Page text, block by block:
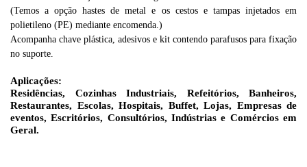
(Temos a opção hastes de metal e os cestos e tampas injetados em
polietileno (PE) mediante encomenda.)
Acompanha chave plástica, adesivos e kit contendo parafusos para fixação
no suporte.
Aplicações:
Residências, Cozinhas Industriais, Refeitórios, Banheiros,
Restaurantes, Escolas, Hospitais, Buffet, Lojas, Empresas de
eventos, Escritórios, Consultórios, Indústrias e Comércios em
Geral.